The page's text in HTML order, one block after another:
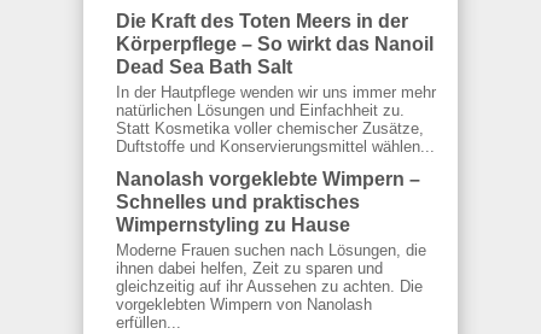
Die Kraft des Toten Meers in der
Körperpflege – So wirkt das Nanoil
Dead Sea Bath Salt
In der Hautpflege wenden wir uns immer mehr
natürlichen Lösungen und Einfachheit zu.
Statt Kosmetika voller chemischer Zusätze,
Duftstoffe und Konservierungsmittel wählen...
Nanolash vorgeklebte Wimpern –
Schnelles und praktisches
Wimpernstyling zu Hause
Moderne Frauen suchen nach Lösungen, die
ihnen dabei helfen, Zeit zu sparen und
gleichzeitig auf ihr Aussehen zu achten. Die
vorgeklebten Wimpern von Nanolash
erfüllen...